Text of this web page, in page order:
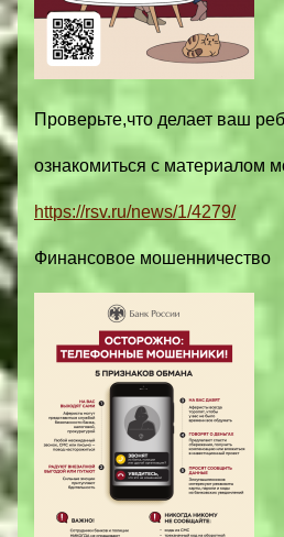
Проверьте,что делает ваш
ознакомиться с материалом
https://rsv.ru/news/1/4279/
Финансовое мошенничество